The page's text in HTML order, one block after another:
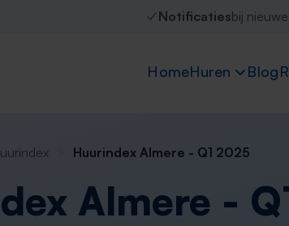
Notificatiesbij
HomeHuren Blog
Huurindex Almere - Q1 2025
Almere -